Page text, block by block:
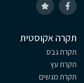
תקרה אקוסטית
תקרת גבס
תקרת עץ
תקרת מגשים